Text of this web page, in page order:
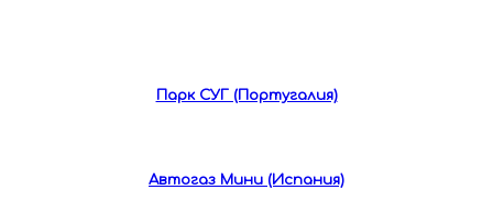
Парк СУГ (Португалия)
Автогаз Мини (Испания)